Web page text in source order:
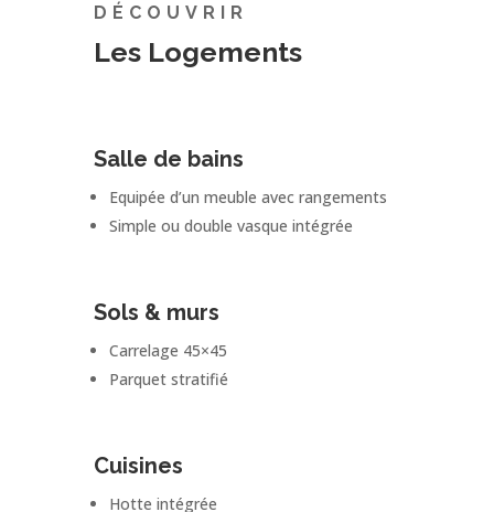
DÉCOUVRIR
Les Logements
Salle de bains
Equipée d’un meuble avec rangements
Simple ou double vasque intégrée
Sols & murs
Carrelage 45×45
Parquet stratifié
Cuisines
Hotte intégrée